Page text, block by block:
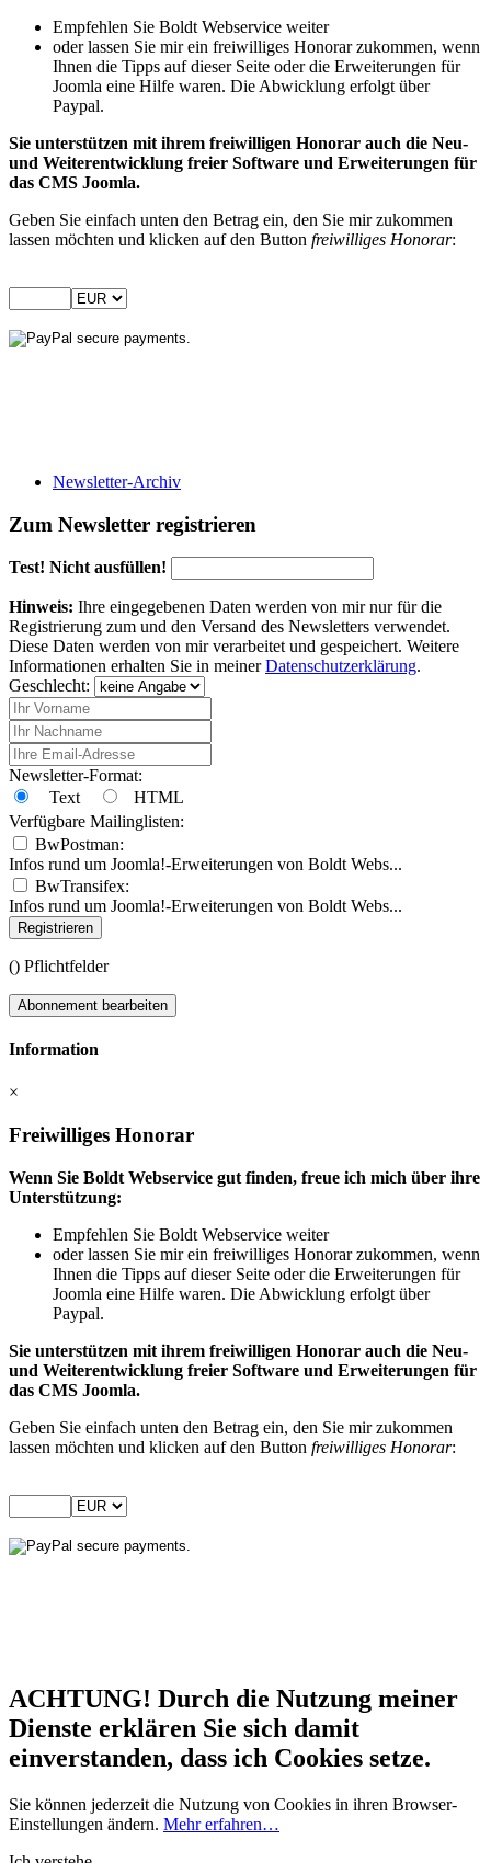
Empfehlen Sie Boldt Webservice weiter
oder lassen Sie mir ein freiwilliges Honorar zukommen, wenn
Ihnen die Tipps auf dieser Seite oder die Erweiterungen für
Joomla eine Hilfe waren. Die Abwicklung erfolgt über
Paypal.
Sie unterstützen mit ihrem freiwilligen Honorar auch die Neu-
und Weiterentwicklung freier Software und Erweiterungen für
das CMS Joomla.
Geben Sie einfach unten den Betrag ein, den Sie mir zukommen
lassen möchten und klicken auf den Button freiwilliges Honorar:
Newsletter-Archiv
Zum Newsletter registrieren
Test! Nicht ausfüllen!
Hinweis: Ihre eingegebenen Daten werden von mir nur für die
Registrierung zum und den Versand des Newsletters verwendet.
Diese Daten werden von mir verarbeitet und gespeichert. Weitere
Informationen erhalten Sie in meinerDatenschutzerklärung.
Geschlecht:
Newsletter-Format:
Text
HTML
Verfügbare Mailinglisten:
BwPostman:
Infos rund um Joomla!-Erweiterungen von Boldt Webs...
BwTransifex:
Infos rund um Joomla!-Erweiterungen von Boldt Webs...
Registrieren
() Pflichtfelder
Abonnement bearbeiten
Information
×
Freiwilliges Honorar
Wenn Sie Boldt Webservice gut finden, freue ich mich über ihre
Unterstützung:
Empfehlen Sie Boldt Webservice weiter
oder lassen Sie mir ein freiwilliges Honorar zukommen, wenn
Ihnen die Tipps auf dieser Seite oder die Erweiterungen für
Joomla eine Hilfe waren. Die Abwicklung erfolgt über
Paypal.
Sie unterstützen mit ihrem freiwilligen Honorar auch die Neu-
und Weiterentwicklung freier Software und Erweiterungen für
das CMS Joomla.
Geben Sie einfach unten den Betrag ein, den Sie mir zukommen
lassen möchten und klicken auf den Button freiwilliges Honorar:
ACHTUNG! Durch die Nutzung meiner
Dienste erklären Sie sich damit
einverstanden, dass ich Cookies setze.
Sie können jederzeit die Nutzung von Cookies in ihren Browser-
Einstellungen ändern. Mehr erfahren…